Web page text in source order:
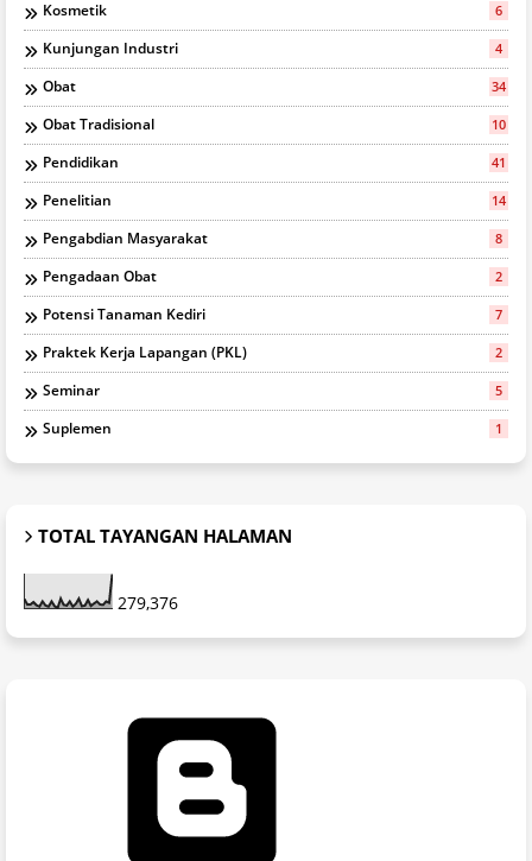
Kosmetik 6
Kunjungan Industri 4
Obat 34
Obat Tradisional 10
Pendidikan 41
Penelitian 14
Pengabdian Masyarakat 8
Pengadaan Obat 2
Potensi Tanaman Kediri 7
Praktek Kerja Lapangan (PKL) 2
Seminar 5
Suplemen 1
TOTAL TAYANGAN HALAMAN
279,376